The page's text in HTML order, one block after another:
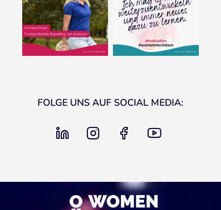
FOLGE UNS AUF SOCIAL MEDIA:
linkedin instagram